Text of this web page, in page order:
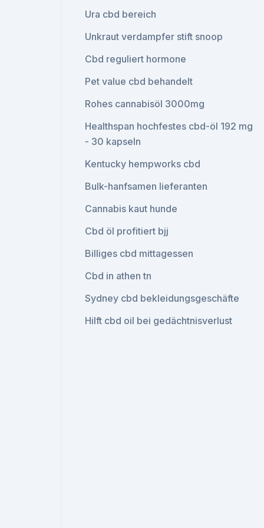
Ura cbd bereich
Unkraut verdampfer stift snoop
Cbd reguliert hormone
Pet value cbd behandelt
Rohes cannabisöl 3000mg
Healthspan hochfestes cbd-öl 192 mg
- 30 kapseln
Kentucky hempworks cbd
Bulk-hanfsamen lieferanten
Cannabis kaut hunde
Cbd öl profitiert bjj
Billiges cbd mittagessen
Cbd in athen tn
Sydney cbd bekleidungsgeschäfte
Hilft cbd oil bei gedächtnisverlust